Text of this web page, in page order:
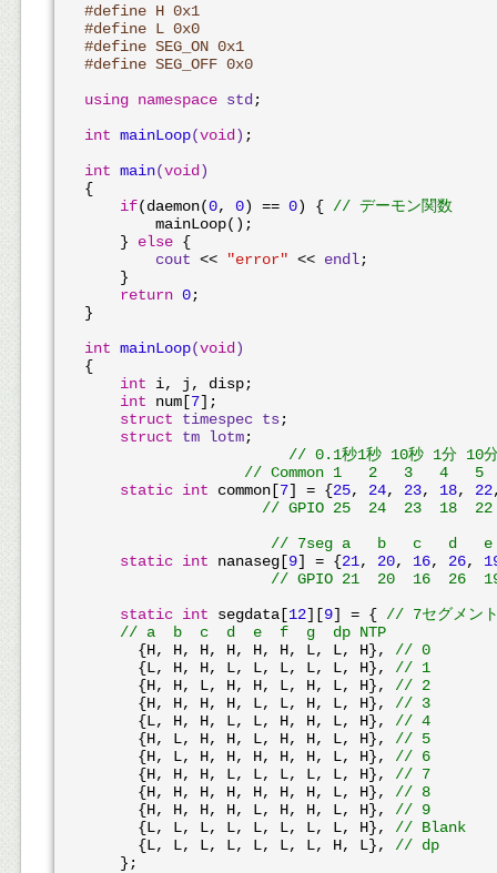
#define H 0x1
#define L 0x0
#define SEG_ON 0x1
#define SEG_OFF 0x0
using namespace std ;
int mainLoop(void ) ;
int main(void )
{
if(daemon(0, 0) == 0) { // デーモン関数
        mainLoop();
    }
else {
cout << "error" << endl;
    }
return 0;
}
int mainLoop(void )
{
int i, j, disp;
int num[7];
struct
timespec ts;
struct
tm lotm;
// 0.1秒1秒 10秒 1分 10
// Common 1   2   3   4
static int common[7] = {25, 24, 23, 18, 22
// GPIO 25  24  23  18
// 7seg a   b   c   d   e
static int nanaseg[9] = {21, 20, 16, 26,
// GPIO 21  20  16  26
static int segdata[12][9] = { // 7セグメン
// a  b  c  d  e  f  g  dp NTP
      {H, H, H, H, H, H, L, L, H},
// 0
      {L, H, H, L, L, L, L, L, H},
// 1
      {H, H, L, H, H, L, H, L, H},
// 2
      {H, H, H, H, L, L, H, L, H},
// 3
      {L, H, H, L, L, H, H, L, H},
// 4
      {H, L, H, H, L, H, H, L, H},
// 5
      {H, L, H, H, H, H, H, L, H},
// 6
      {H, H, H, L, L, L, L, L, H},
// 7
      {H, H, H, H, H, H, H, L, H},
// 8
      {H, H, H, H, L, H, H, L, H},
// 9
      {L, L, L, L, L, L, L, L, H},
// Blank
      {L, L, L, L, L, L, L, H, L},
// dp
    };